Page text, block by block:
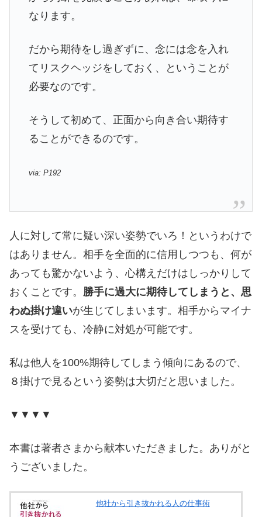
なります。
だから期待をし過ぎずに、念には念を入れ
てリスクヘッジをしておく、ということが
必要なのです。
そうして初めて、正面から向き合い期待す
ることができるのです。
via: P192
人に対して常に疑い深い姿勢でいろ！というわけで
はありません。相手を全面的に信用しつつも、何が
あっても驚かないよう、心構えだけはしっかりして
おくことです。 勝手に過大に期待してしまうと、思
わぬ掛け違いが生じてしまいます。相手からマイナ
スを受けても、冷静に対処が可能です。
私は他人を100%期待してしまう傾向にあるので、
８掛けで見るという姿勢は大切だと思いました。
▼▼▼▼
本書は著者さまから献本いただきました。ありがと
うございました。
他社から引き抜かれる人の仕事術